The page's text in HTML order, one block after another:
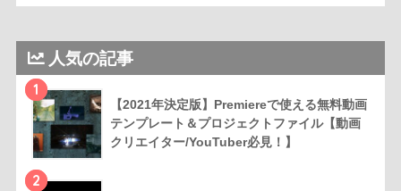
人気の記事
1
【2021年決定版】Premiereで使える無料動画
テンプレート＆プロジェクトファイル【動画
クリエイター/YouTuber必見！】
2